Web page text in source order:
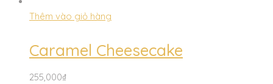
Thêm vào giỏ hàng
Caramel Cheesecake
255,000₫